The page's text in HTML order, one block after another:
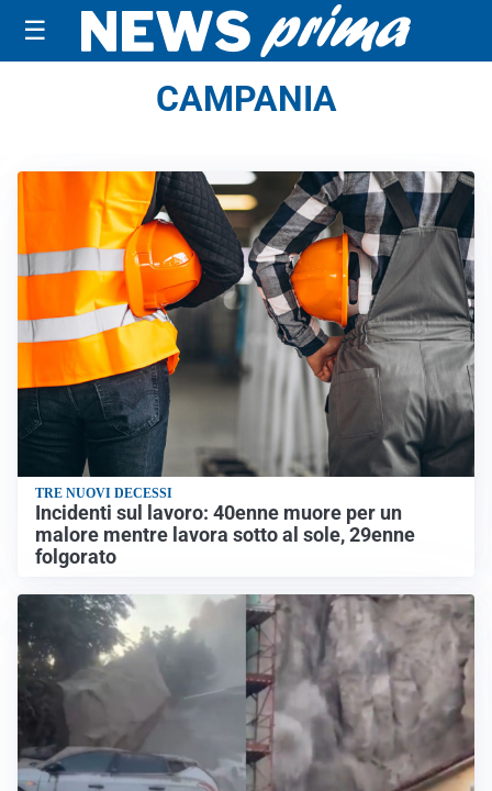
☰
CAMPANIA
TRE NUOVI DECESSI
Incidenti sul lavoro: 40enne muore per un
malore mentre lavora sotto al sole, 29enne
folgorato